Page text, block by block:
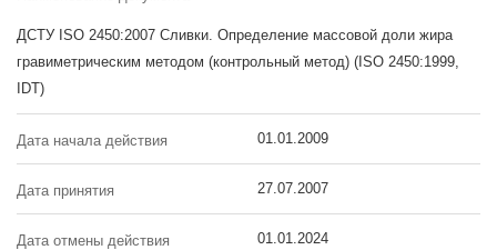
ДСТУ ISO 2450:2007 Сливки. Определение массовой доли жира
гравиметрическим методом (контрольный метод) (ISO 2450:1999,
IDT)
Дата начала действия 01.01.2009
Дата принятия 27.07.2007
Дата отмены действия 01.01.2024